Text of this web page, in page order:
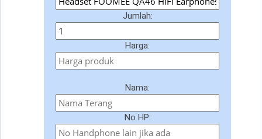
Jumlah:
Harga:
Nama:
No HP: